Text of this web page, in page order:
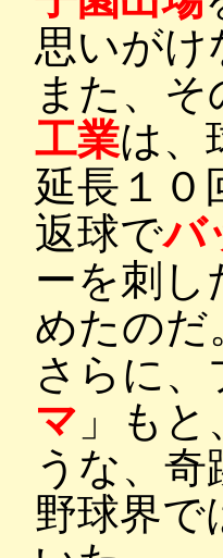
思いがけ
また、
工業は、
延長１０
返球でバ
ーを刺し
めたのだ
さらに
マ 」も
うな、
野球界で